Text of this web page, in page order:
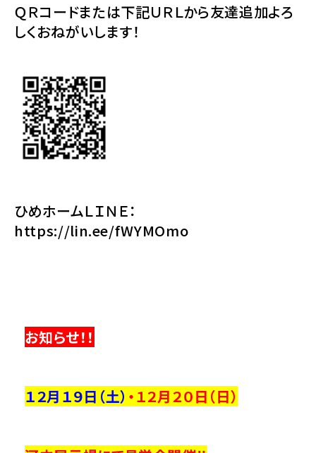
ＱＲコードまたは下記ＵＲＬから友達追加よろ
しくおねがいします！
ひめホームＬＩＮＥ：
https://lin.ee/fWYMOmo
お知らせ！！
１２月１９日（土） ・１２月２０日（日）